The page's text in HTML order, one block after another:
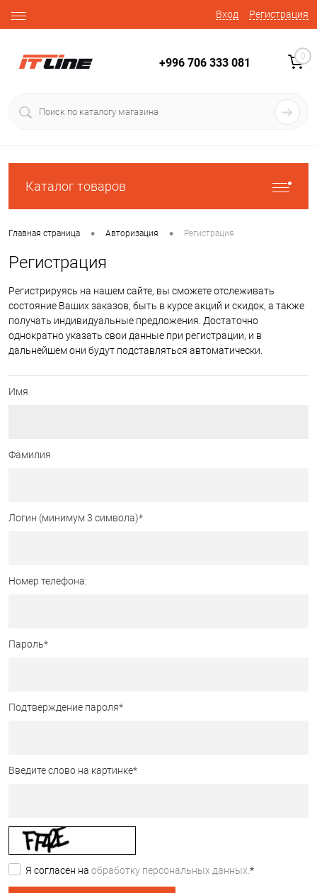
Вход Регистрация
+996 706 333 081 0
Каталог товаров
Главная страница • Авторизация • Регистрация
Регистрация
Регистрируясь на нашем сайте, вы сможете отслеживать
состояние Ваших заказов, быть в курсе акций и скидок, а также
получать индивидуальные предложения. Достаточно
однократно указать свои данные при регистрации, и в
дальнейшем они будут подставляться автоматически.
Имя
Фамилия
Логин (минимум 3 символа)*
Номер телефона:
Пароль*
Подтверждение пароля*
Введите слово на картинке*
Я согласен на обработку персональных данных. *